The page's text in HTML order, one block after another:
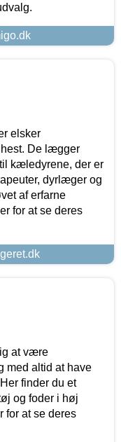
elsker
hest. De lægger
kæledyrene, der er
dyrlæger og
af erfarne
for at se deres
at være
med altid at have
finder du et
og foder i høj
for at se deres